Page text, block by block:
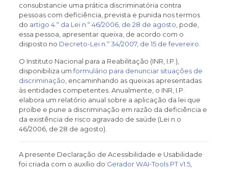
consubstancie uma prática discriminatória contra
pessoas com deficiência, prevista e punida nos termos
do artigo 4.º da Lei n.º 46/2006, de 28 de agosto , pode,
essa pessoa, apresentar queixa, de acordo com o
disposto no Decreto-Lei n.º 34/2007, de 15 de fevereiro
O Instituto Nacional para a Reabilitação (INR, I.P.),
disponibiliza umformulário para denunciar situações de
discriminação , encaminhando as queixas apresentadas
às entidades competentes. Anualmente, o INR, I.P.
elabora um relatório anual sobre a aplicação da lei que
proíbe e pune a discriminação em razão da deficiência e
da existência de risco agravado de saúde (Lei n.o
46/2006, de 28 de agosto).
A presente Declaração de Acessibilidade e Usabilidade
foi criada com o auxílio do Gerador WAI-Tools PT v1.5,